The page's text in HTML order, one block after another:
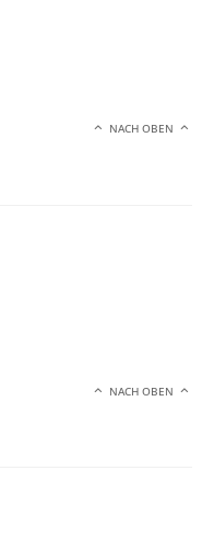
NACH OBEN
NACH OBEN